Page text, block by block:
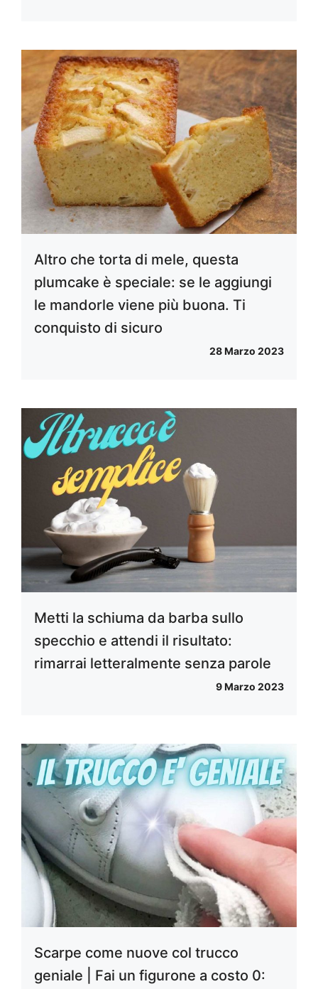
Altro che torta di mele, questa
plumcake è speciale: se le aggiungi
le mandorle viene più buona. Ti
conquisto di sicuro
28 Marzo 2023
Metti la schiuma da barba sullo
specchio e attendi il risultato:
rimarrai letteralmente senza parole
9 Marzo 2023
Scarpe come nuove col trucco
geniale | Fai un figurone a costo 0: